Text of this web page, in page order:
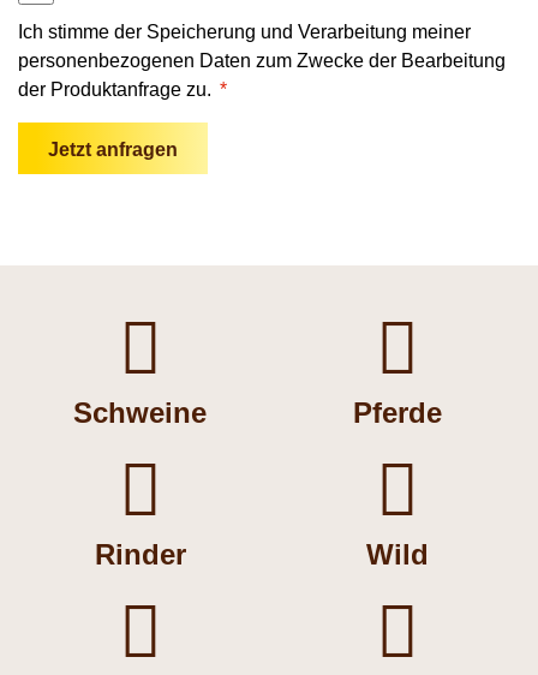
Ich stimme der Speicherung und Verarbeitung meiner
personenbezogenen Daten zum Zwecke der Bearbeitung
der Produktanfrage zu. *
Jetzt anfragen

Schweine

Pferde

Rinder

Wild
 